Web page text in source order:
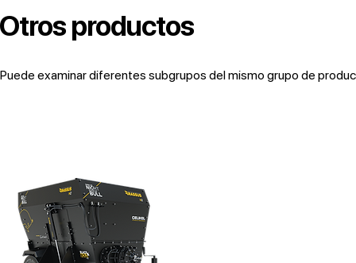
Otros productos
Puede examinar diferentes subgrupos del mismo grupo de